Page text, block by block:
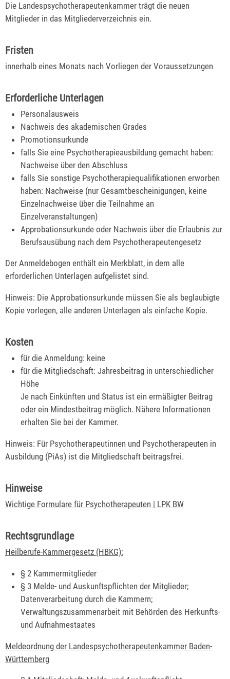
Die Landespsychotherapeutenkammer trägt die neuen
Mitglieder in das Mitgliederverzeichnis ein.
Fristen
innerhalb eines Monats nach Vorliegen der Voraussetzungen
Erforderliche Unterlagen
Personalausweis
Nachweis des akademischen Grades
Promotionsurkunde
falls Sie eine Psychotherapieausbildung gemacht haben:
Nachweise über den Abschluss
falls Sie sonstige Psychotherapiequalifikationen erworben
haben: Nachweise (nur Gesamtbescheinigungen, keine
Einzelnachweise über die Teilnahme an
Einzelveranstaltungen)
Approbationsurkunde oder Nachweis über die Erlaubnis zur
Berufsausübung nach dem Psychotherapeutengesetz
Der Anmeldebogen enthält ein Merkblatt, in dem alle
erforderlichen Unterlagen aufgelistet sind.
Hinweis: Die Approbationsurkunde müssen Sie als beglaubigte
Kopie vorlegen, alle anderen Unterlagen als einfache Kopie.
Kosten
für die Anmeldung: keine
für die Mitgliedschaft: Jahresbeitrag in unterschiedlicher
Höhe
Je nach Einkünften und Status ist ein ermäßigter Beitrag
oder ein Mindestbeitrag möglich. Nähere Informationen
erhalten Sie bei der Kammer.
Hinweis: Für Psychotherapeutinnen und Psychotherapeuten in
Ausbildung (PiAs) ist die Mitgliedschaft beitragsfrei.
Hinweise
Wichtige Formulare für Psychotherapeuten | LPK BW
Rechtsgrundlage
Heilberufe-Kammergesetz (HBKG):
§ 2 Kammermitglieder
§ 3 Melde- und Auskunftspflichten der Mitglieder;
Datenverarbeitung durch die Kammern;
Verwaltungszusammenarbeit mit Behörden des Herkunfts-
und Aufnahmestaates
Meldeordnung der Landespsychotherapeutenkammer Baden-
Württemberg